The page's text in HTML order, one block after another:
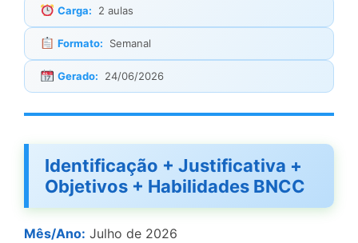
Carga: 2 aulas
Formato: Semanal
Gerado: 24/06/2026
Identificação + Justificativa +
Objetivos + Habilidades BNCC
Mês/Ano: Julho de 2026